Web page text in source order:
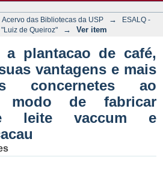
ao
fim; modo
de leite
e
de cacau
Acervo das Bibliotecas da USP →
ESALQ -
de Queiroz"
→ Ver item
a plantacao de café,
vantagens e mais
concernetes ao
modo de fabricar
leite vaccum e